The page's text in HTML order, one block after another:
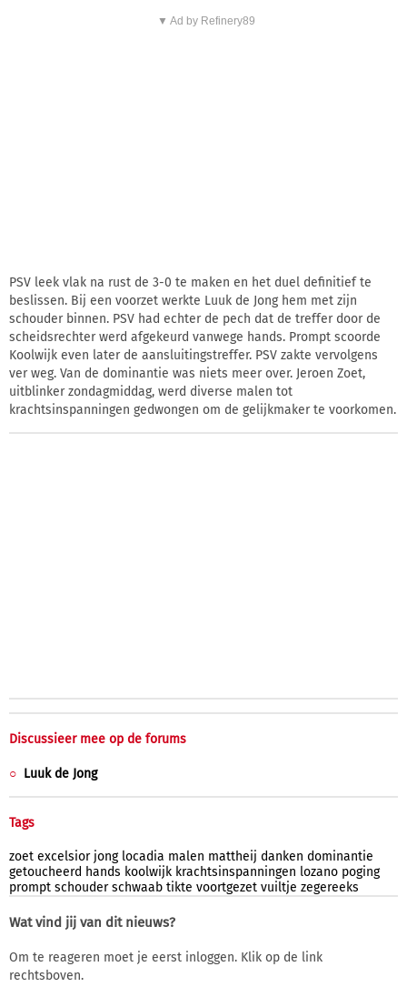
▼ Ad by Refinery89
PSV leek vlak na rust de 3-0 te maken en het duel definitief te
beslissen. Bij een voorzet werkte Luuk de Jong hem met zijn
schouder binnen. PSV had echter de pech dat de treffer door de
scheidsrechter werd afgekeurd vanwege hands. Prompt scoorde
Koolwijk even later de aansluitingstreffer. PSV zakte vervolgens
ver weg. Van de dominantie was niets meer over. Jeroen Zoet,
uitblinker zondagmiddag, werd diverse malen tot
krachtsinspanningen gedwongen om de gelijkmaker te voorkomen.
Discussieer mee op de forums
Luuk de Jong
Tags
zoet excelsior jong locadia malen mattheij danken dominantie
getoucheerd hands koolwijk krachtsinspanningen lozano poging
prompt schouder schwaab tikte voortgezet vuiltje zegereeks
Wat vind jij van dit nieuws?
Om te reageren moet je eerst inloggen. Klik op de link
rechtsboven.